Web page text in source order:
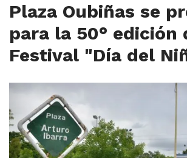
Plaza Oubiñas se
para la 50° edición
Festival "Día del